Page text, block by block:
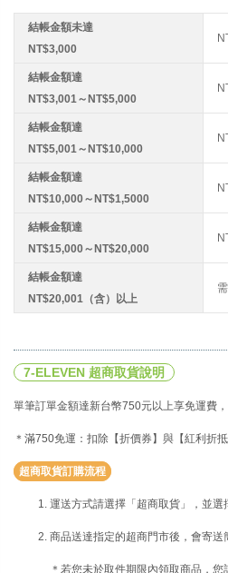
結帳金額未達
NT$3,000
結帳金額達
NT$3,001～NT$5,000
結帳金額達
NT$5,001～NT$10,000
結帳金額達
NT$10,000～NT$1,5000
結帳金額達
NT$15,000～NT$20,000
結帳金額達
NT$20,001（含）以上
7-ELEVEN 超商取貨說明
單筆訂單金額達新台幣750元以上享免運費
＊滿750免運：扣除【折價券】與【紅利折
超商取貨訂購流程
運送方式請選擇「超商取貨」，並
商品送達指定的超商門市後，會寄
＊若您未於取件期限內領取商品，